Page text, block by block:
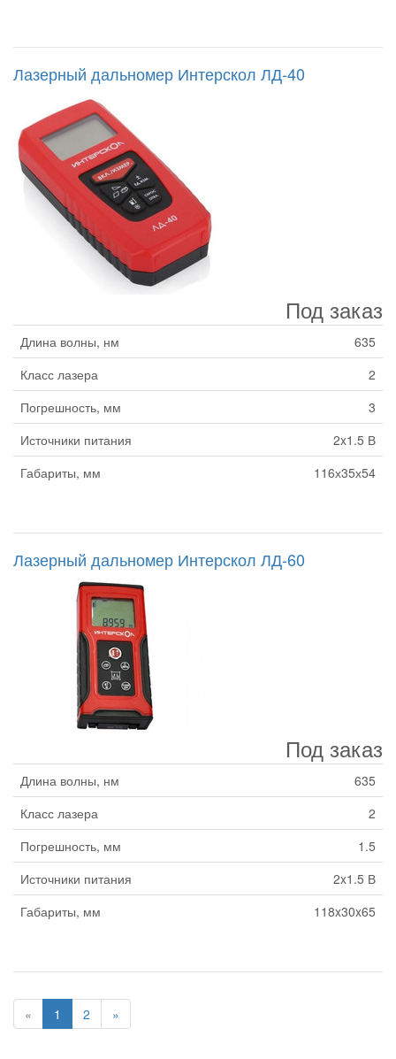
Лазерный дальномер Интерскол ЛД-40
Под заказ
Длина волны, нм
635
Класс лазера
2
Погрешность, мм
3
Источники питания
2x1.5 В
Габариты, мм
116х35х54
Лазерный дальномер Интерскол ЛД-60
Под заказ
Длина волны, нм
635
Класс лазера
2
Погрешность, мм
1.5
Источники питания
2x1.5 В
Габариты, мм
118x30x65
« 1 2 »